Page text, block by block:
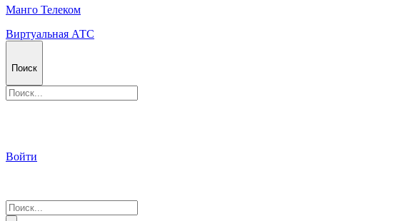
Манго Телеком
Виртуальная АТС
Поиск
Войти